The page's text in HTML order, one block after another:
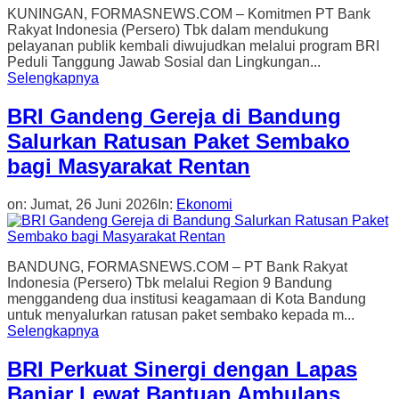
KUNINGAN, FORMASNEWS.COM – Komitmen PT Bank
Rakyat Indonesia (Persero) Tbk dalam mendukung
pelayanan publik kembali diwujudkan melalui program BRI
Peduli Tanggung Jawab Sosial dan Lingkungan...
Selengkapnya
BRI Gandeng Gereja di Bandung
Salurkan Ratusan Paket Sembako
bagi Masyarakat Rentan
on: Jumat, 26 Juni 2026 In: Ekonomi
BANDUNG, FORMASNEWS.COM – PT Bank Rakyat
Indonesia (Persero) Tbk melalui Region 9 Bandung
menggandeng dua institusi keagamaan di Kota Bandung
untuk menyalurkan ratusan paket sembako kepada m...
Selengkapnya
BRI Perkuat Sinergi dengan Lapas
Banjar Lewat Bantuan Ambulans